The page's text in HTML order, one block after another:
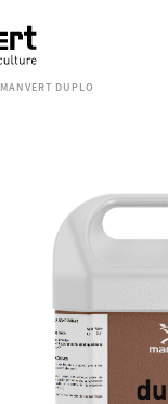
MANVERT DUPLO